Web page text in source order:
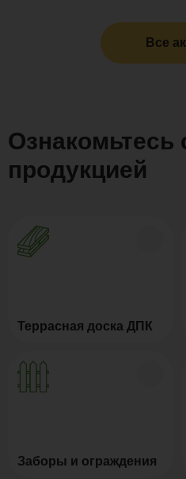
Все
Ознакомьтесь
продукцией
Террасная доска ДПК
Заборы и ограждения